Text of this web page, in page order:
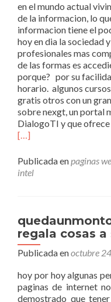
en el mundo actual
de la informacion, lo
informacion tiene el
hoy en dia la sociedad
profesionales mas
de las formas es
porque? por su
horario. algunos
gratis otros con un
sobre nexgt, un portal
DialogoTI y que
[…]
Publicada enpaginas
intel
regala cosas
Publicada enoctubre
hoy por hoy algunas
paginas de internet
demostrado que